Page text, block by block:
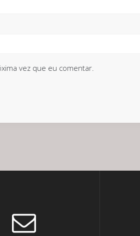
vez que eu comentar.